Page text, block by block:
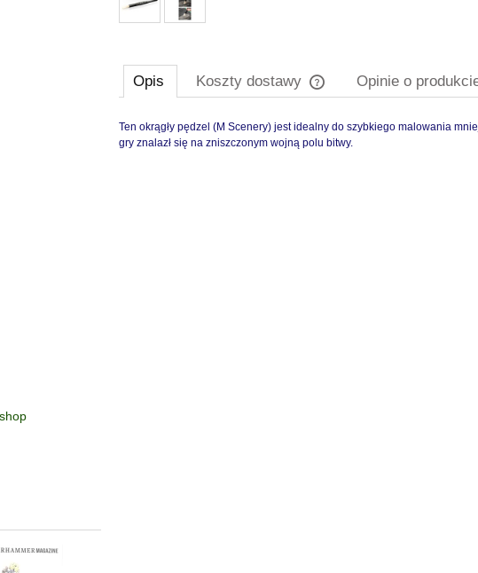
Opis Koszty dostawy
Cena nie zawiera
płatności
Opinie o
Ten okrągły pędzel (M Scenery) jest idealny do szybkiego malowania
gry znalazł się na zniszczonym wojną polu bitwy.